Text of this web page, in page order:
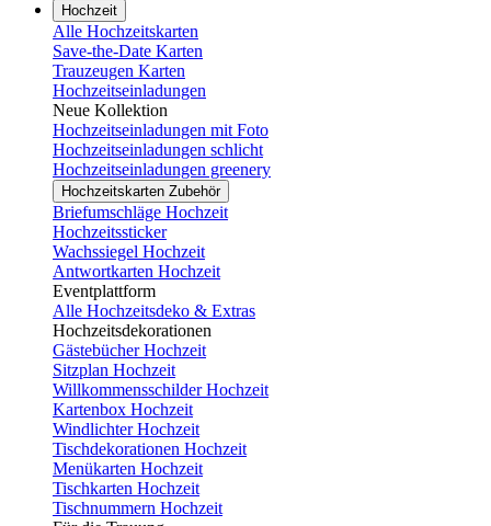
Hochzeit
Alle Hochzeitskarten
Save-the-Date Karten
Trauzeugen Karten
Hochzeitseinladungen
Neue Kollektion
Hochzeitseinladungen mit Foto
Hochzeitseinladungen schlicht
Hochzeitseinladungen greenery
Hochzeitskarten Zubehör
Briefumschläge Hochzeit
Hochzeitssticker
Wachssiegel Hochzeit
Antwortkarten Hochzeit
Eventplattform
Alle Hochzeitsdeko & Extras
Hochzeitsdekorationen
Gästebücher Hochzeit
Sitzplan Hochzeit
Willkommensschilder Hochzeit
Kartenbox Hochzeit
Windlichter Hochzeit
Tischdekorationen Hochzeit
Menükarten Hochzeit
Tischkarten Hochzeit
Tischnummern Hochzeit